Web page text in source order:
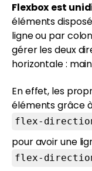
Flexbox est
éléments
ligne ou par
gérer les deux
horizontale :
En effet, les
éléments grâce
flex-
pour avoir une
flex-